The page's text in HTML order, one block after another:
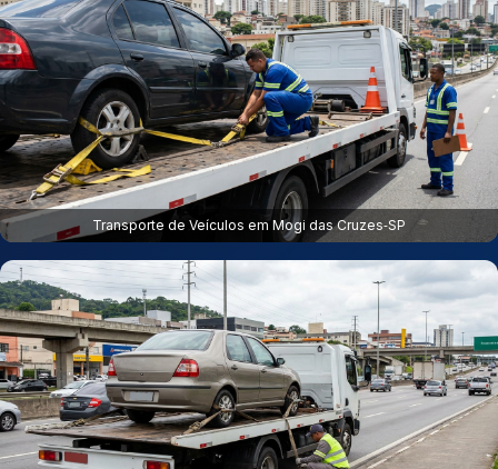
Transporte de Veículos em Mogi das Cruzes‑SP